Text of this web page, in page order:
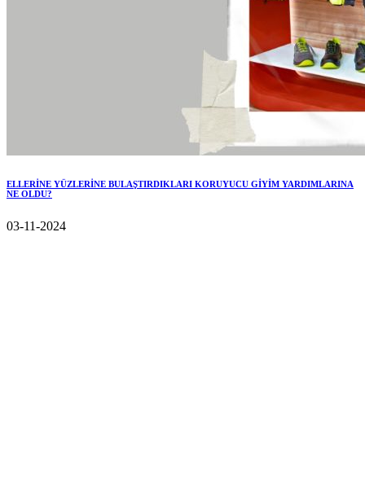
ELLERİNE YÜZLERİNE BULAŞTIRDIKLARI KORUYUCU GİYİM YARDIMLARINA
NE OLDU?
03-11-2024